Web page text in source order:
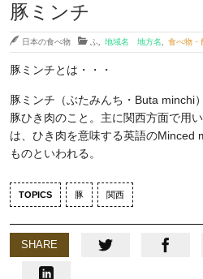
豚ミンチ
日本の食べ物 ふ 地域名 地方名 食べ物
豚ミンチとは・・・
豚ミンチ（ぶたみんち・Buta minchi）
豚ひき肉のこと。主に関西方面で用
は、ひき肉を意味する英語のMinced
ものといわれる。
TOPICS 豚 関西
SHARE